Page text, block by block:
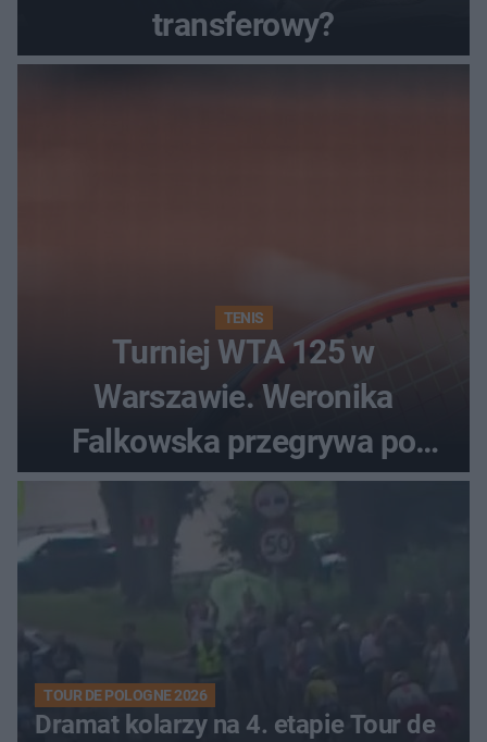
transferowy?
TENIS
Turniej WTA 125 w
Warszawie. Weronika
Falkowska przegrywa po
zaciętym boju
TOUR DE POLOGNE 2026
Dramat kolarzy na 4. etapie Tour de